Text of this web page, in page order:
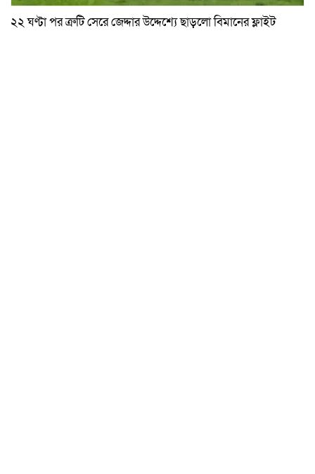
২২ ঘণ্টা পর ত্রুটি সেরে জেদ্দার উদ্দেশ্যে ছাড়লো বিমানের ফ্লাইট